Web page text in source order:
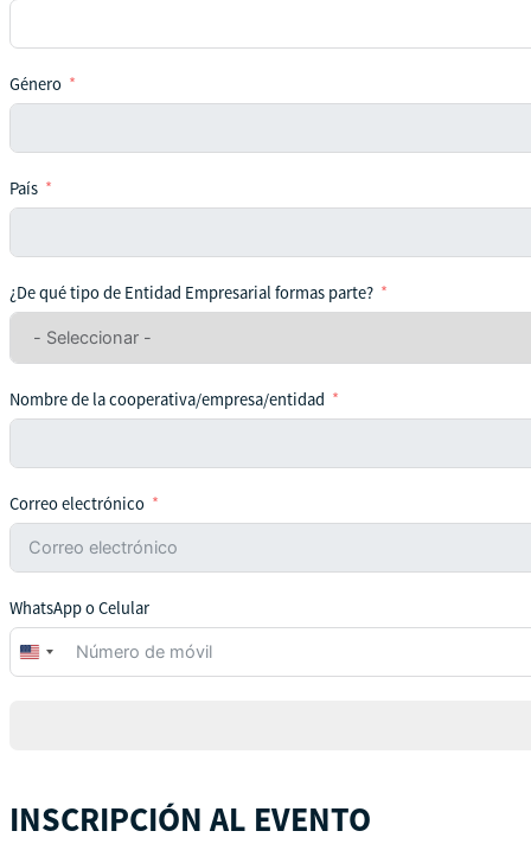
Género
País
¿De qué tipo de Entidad Empresarial formas parte?
Nombre de la cooperativa/empresa/entidad
Correo electrónico
WhatsApp o Celular
United
States
INSCRIPCIÓN AL EVENTO